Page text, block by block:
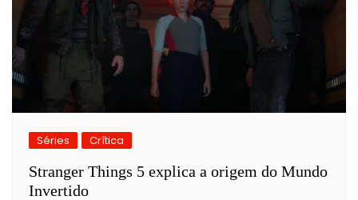
Séries Crítica
Stranger Things 5 explica a origem do Mundo
Invertido